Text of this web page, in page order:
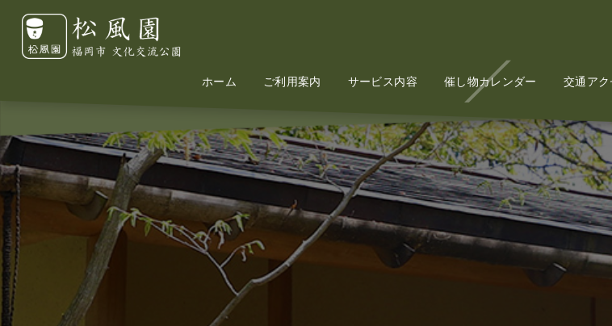
ホーム
Home ご利用案内
Information サービス内容
Service 催し物カレンダー
Event 交通アク